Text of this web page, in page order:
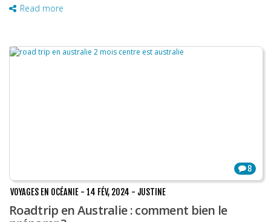
Read more
8
VOYAGES EN OCÉANIE - 14 FÉV, 2024 - JUSTINE
Roadtrip en Australie : comment bien le